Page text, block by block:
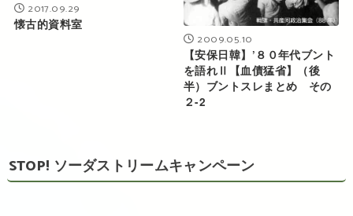
2017.09.29
懐古的資料室
2009.05.10
【安保日韓】’８０年代ブント
を語れⅡ【血債猛省】（後
半）ブントスレまとめ その
２-2
STOP! ソーダストリームキャンペーン